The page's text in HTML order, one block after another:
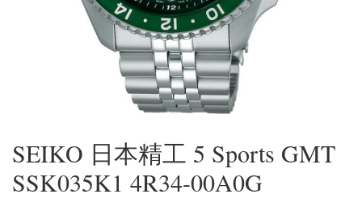
SEIKO 日本精工 5 Sports GMT
SSK035K1 4R34-00A0G